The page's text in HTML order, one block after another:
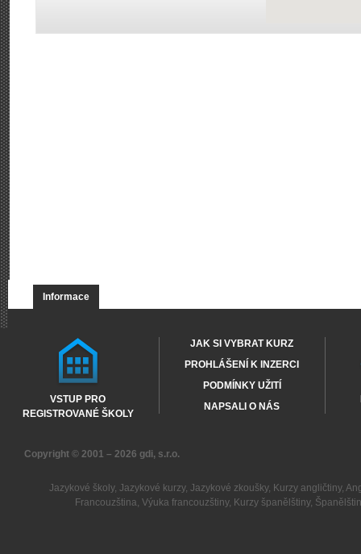
Informace
VSTUP PRO
REGISTROVANÉ ŠKOLY
JAK SI VYBRAT KURZ
PROHLÁŠENÍ K INZERCI
PODMÍNKY UŽITÍ
NAPSALI O NÁS
Copyright © 2001 – 2026 gdi, s.r.o.
Jazykové školy, Jazykové kurzy, Jazykové zkoušky, Kurzy angličtiny,
Francouzština,Výuka francouzštiny, Kurzy španělštiny,